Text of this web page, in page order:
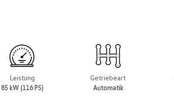
Leistung
85 kW (116 PS)
Getriebeart
Automatik